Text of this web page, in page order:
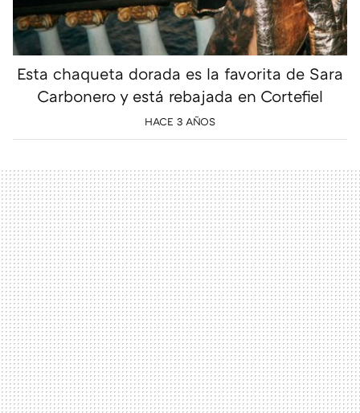
Esta chaqueta dorada es la favorita de Sara
Carbonero y está rebajada en Cortefiel
HACE 3 AÑOS